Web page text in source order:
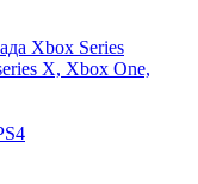
Xbox Series
X, Xbox One,